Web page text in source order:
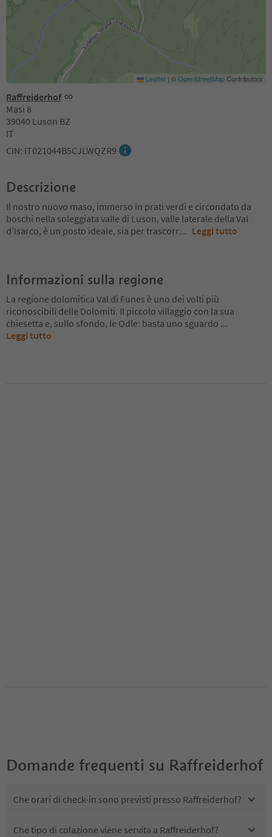
Raffreiderhof
Masi 8
39040 Luson BZ
IT
CIN: IT021044B5CJLWQZR9
Leaflet | ©OpenStreetMapContributors
Descrizione
Il nostro nuovo maso, immerso in prati verdi e circondato da
boschi nella soleggiata valle di Luson, valle laterale della Val
d’Isarco, è un posto ideale, sia per trascorr... Leggi tutto
Informazioni sulla regione
La regione dolomitica Val di Funes è uno dei volti più
riconoscibili delle Dolomiti. Il piccolo villaggio con la sua
chiesetta e, sullo sfondo, le Odle: basta uno sguardo ...
Leggi tutto
Domande frequenti su Raffreiderhof
Che orari di check-in sono previsti presso Raffreiderhof?
Che tipo di colazione viene servita a Raffreiderhof?